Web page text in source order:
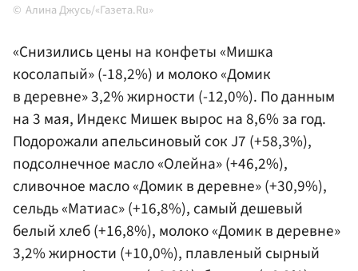
Алина Джусь/«Газета.Ru»
«Снизились цены на конфеты «Мишка
косолапый» (-18,2%) и молоко «Домик
в деревне» 3,2% жирности (-12,0%). По данным
на 3 мая, Индекс Мишек вырос на 8,6% за год.
Подорожали апельсиновый сок J7 (+58,3%),
подсолнечное масло «Олейна» (+46,2%),
сливочное масло «Домик в деревне» (+30,9%),
сельдь «Матиас» (+16,8%), самый дешевый
белый хлеб (+16,8%), молоко «Домик в деревне»
3,2% жирности (+10,0%), плавленый сырный